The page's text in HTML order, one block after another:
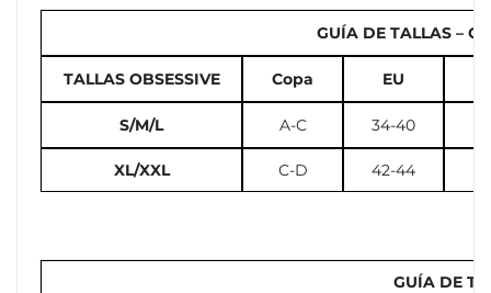
GUÍA DE TALLAS –
TALLAS OBSESSIVE Copa EU
S/M/L A-C 34-40
XL/XXL C-D 42-44
GUÍA DE